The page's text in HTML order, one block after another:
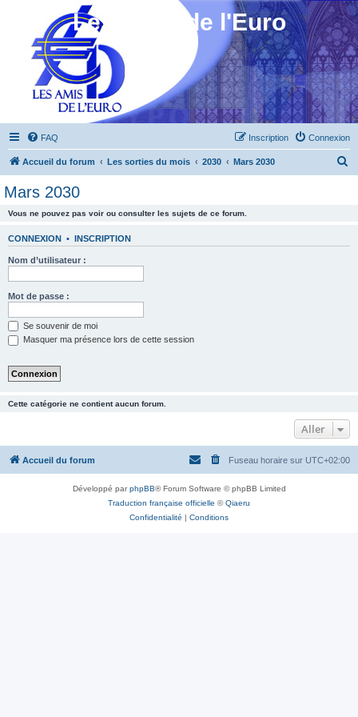
Les Amis de l'Euro
FAQ Connexion
Inscription
Accueil du forum Les sorties du mois 2030 Mars 2030
Mars 2030
Vous ne pouvez pas voir ou consulter les sujets de ce forum.
CONNEXION • INSCRIPTION
Nom d’utilisateur :
Mot de passe :
Se souvenir de moi
Masquer ma présence lors de cette session
Cette catégorie ne contient aucun forum.
Aller
Accueil du forum Fuseau horaire sur UTC+02:00
Développé parphpBB® Forum Software © phpBB Limited
Traduction française officielle ©Qiaeru
Confidentialité | Conditions